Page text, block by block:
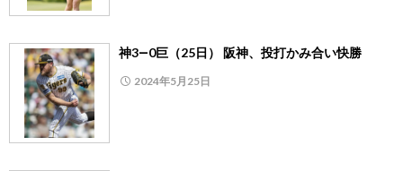
神3―0巨（25日） 阪神、投打かみ合い快勝
2024年5月25日